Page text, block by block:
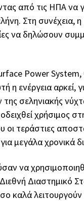
από τις ΗΠΑ να
Στη συνέχεια, η
να δηλώσουν
Power
η ενέργεια αρκεί,
σεληνιακής
χρήσιμος
οι τεράστιες
μεγάλα χρονικά
να
Διαστημικό
καλά